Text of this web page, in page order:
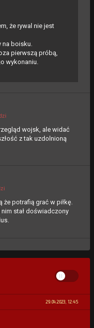
że rywal nie jest
na boisku.
pierwszą próbą,
wykonaniu.
wojsk, ale widać
z tak uzdolnioną
że potrafią grać w piłkę.
stał doświadczony
29.04.2023, 12:45